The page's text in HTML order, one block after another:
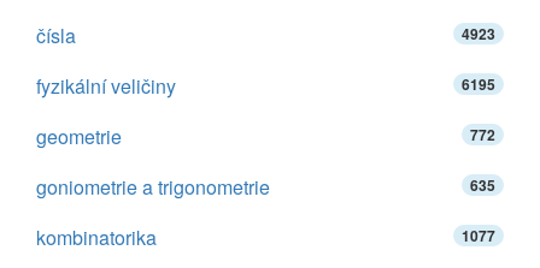
čísla 4923
fyzikální veličiny 6195
geometrie 772
goniometrie a trigonometrie 635
kombinatorika 1077